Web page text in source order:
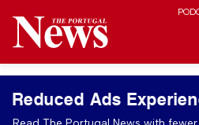
Reduced Ads